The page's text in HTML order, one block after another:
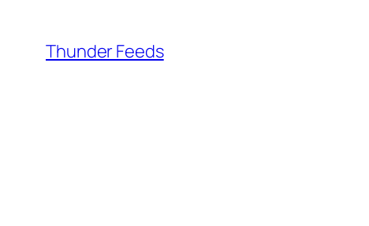
Thunder Feeds